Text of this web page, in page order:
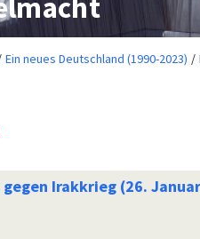
Ein neues Deutschland (1990-2023)
Irakkrieg (26.